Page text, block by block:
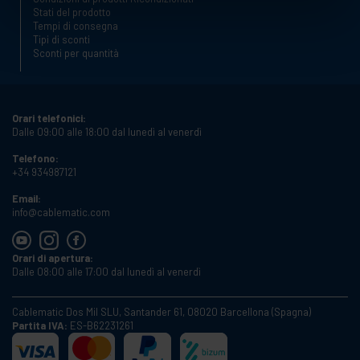
Stati del prodotto
Tempi di consegna
Tipi di sconti
Sconti per quantità
Orari telefonici:
Dalle 09:00 alle 18:00 dal lunedì al venerdì
Telefono:
+34 934987121
Email:
info@cablematic.com
Orari di apertura:
Dalle 08:00 alle 17:00 dal lunedì al venerdì
Cablematic Dos Mil SLU, Santander 61, 08020 Barcellona (Spagna)
Partita IVA: ES-B62231261